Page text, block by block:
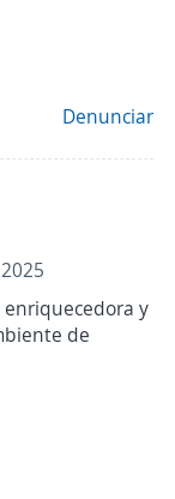
Denunciar
y
de